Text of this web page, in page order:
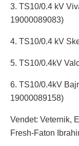
3. TS10/0.4 kV
19000089083)
4. TS10/0.4 kV
5. TS10/0.4kV
6. TS10/0.4kV
19000089158)
Vendet: Veternik,
Fresh-Faton